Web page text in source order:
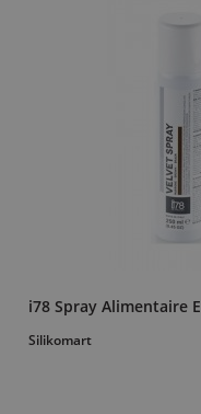
i78 Spray Alimentaire
Silikomart